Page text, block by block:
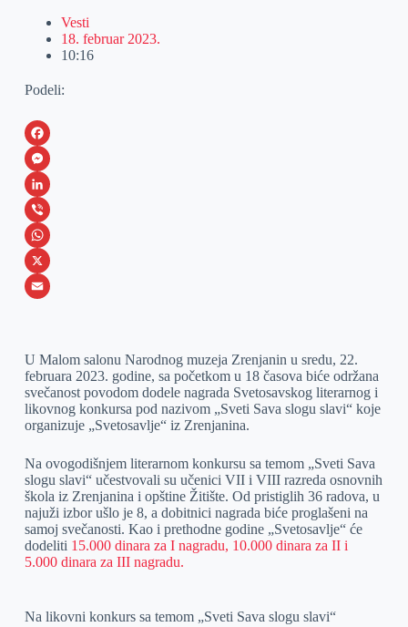
Vesti
18. februar 2023.
10:16
Podeli:
F
a
c
e
b
o
M
e
s
s
e
e
r
L
i
n
k
I
n
V
i
b
W
h
s
A
p
X
a
i
l
U Malom salonu Narodnog muzeja Zrenjanin u sredu, 22.
februara 2023. godine, sa početkom u 18 časova biće održana
svečanost povodom dodele nagrada Svetosavskog literarnog i
likovnog konkursa pod nazivom „Sveti Sava slogu slavi“ koje
organizuje „Svetosavlje“ iz Zrenjanina.
Na ovogodišnjem literarnom konkursu sa temom „Sveti Sava
slogu slavi“ učestvovali su učenici VII i VIII razreda osnovnih
škola iz Zrenjanina i opštine Žitište. Od pristiglih 36 radova, u
najuži izbor ušlo je 8, a dobitnici nagrada biće proglašeni na
samoj svečanosti. Kao i prethodne godine „Svetosavlje“ će
dodeliti 15.000 dinara za I nagradu, 10.000 dinara za II i
5.000 dinara za III nagradu.
Na likovni konkurs sa temom „Sveti Sava slogu slavi“